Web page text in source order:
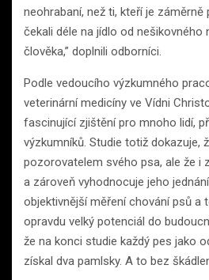
neohrabaní, než ti, kteří je záměrně
čekali déle na jídlo od nešikovného
člověka,” doplnili odborníci.
Podle vedoucího výzkumného
veterinární medicíny ve Vídni
fascinující zjištění pro mnoho lidí,
výzkumníků. Studie totiž dokazuje,
pozorovatelem svého psa, ale že i
a zároveň vyhodnocuje jeho
objektivnější měření chování psů a
opravdu velký potenciál do
že na konci studie každý pes jako
získal dva pamlsky. A to bez